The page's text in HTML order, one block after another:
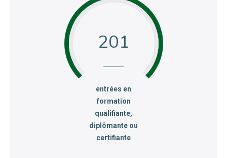
201
:entrées en
formation
qualifiante,
diplômante ou
certifiante